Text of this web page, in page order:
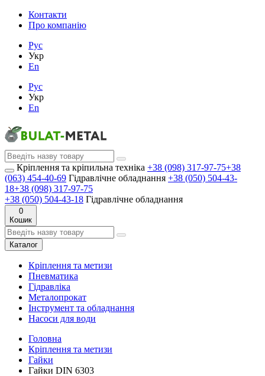
Контакти
Про компанію
Рус
Укр
En
Рус
Укр
En
Кріплення та кріпильна техніка +38 (098) 317-97-75+38
(063) 454-40-69 Гідравлічне обладнання +38 (050) 504-43-
18+38 (098) 317-97-75
+38 (050) 504-43-18 Гідравлічне обладнання
0
Кошик
Каталог
Кріплення та метизи
Пневматика
Гідравліка
Металопрокат
Інструмент та обладнання
Насоси для води
Головна
Кріплення та метизи
Гайки
Гайки DIN 6303